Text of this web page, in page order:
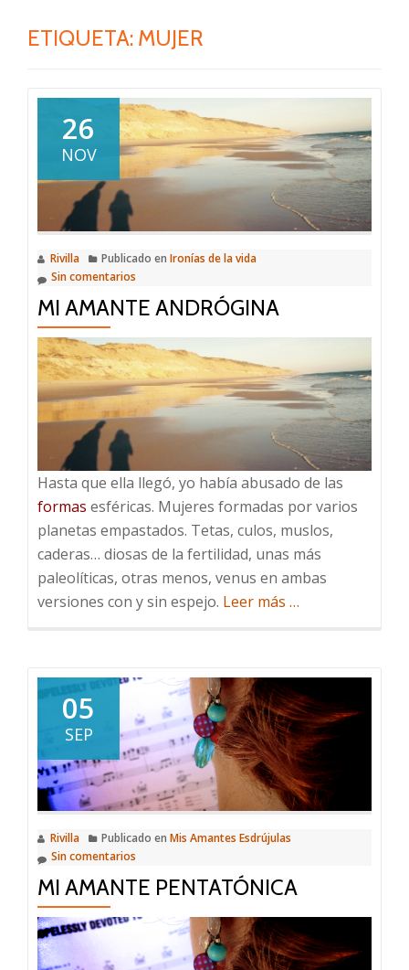
ETIQUETA: MUJER
26
NOV
Rivilla Publicado en Ironías de la vida
Sin comentarios
MI AMANTE ANDRÓGINA
Hasta que ella llegó, yo había abusado de las
formas esféricas. Mujeres formadas por varios
planetas empastados. Tetas, culos, muslos,
caderas… diosas de la fertilidad, unas más
paleolíticas, otras menos, venus en ambas
versiones con y sin espejo. Leer más acerca
andrógina
…
05
SEP
Rivilla Publicado en Mis Amantes Esdrújulas
Sin comentarios
MI AMANTE PENTATÓNICA